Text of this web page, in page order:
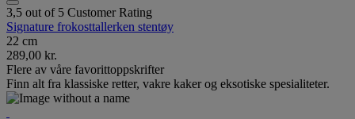
3,5 out of 5 Customer Rating
Signature frokosttallerken stentøy
22 cm
289,00 kr.
Flere av våre favorittoppskrifter
Finn alt fra klassiske retter, vakre kaker og eksotiske spesialiteter.